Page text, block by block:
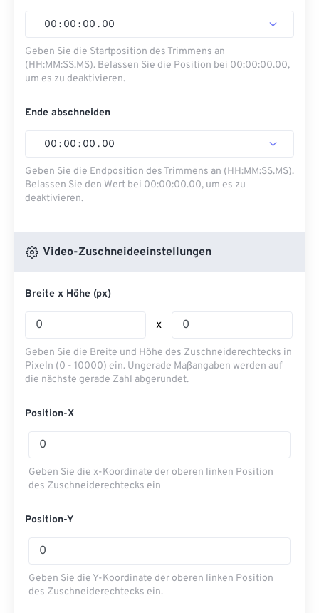
00 : 00 : 00 . 00
Geben Sie die Startposition des Trimmens an
(HH:MM:SS.MS). Belassen Sie die Position bei 00:00:00.00,
um es zu deaktivieren.
Ende abschneiden
00 : 00 : 00 . 00
Geben Sie die Endposition des Trimmens an (HH:MM:SS.MS).
Belassen Sie den Wert bei 00:00:00.00, um es zu
deaktivieren.
Video-Zuschneideeinstellungen
Breite x Höhe (px)
x
Geben Sie die Breite und Höhe des Zuschneiderechtecks ​​in
Pixeln (0 - 10000) ein. Ungerade Maßangaben werden auf
die nächste gerade Zahl abgerundet.
Position-X
Geben Sie die x-Koordinate der oberen linken Position
des Zuschneiderechtecks ​​ein
Position-Y
Geben Sie die Y-Koordinate der oberen linken Position
des Zuschneiderechtecks ​​ein.